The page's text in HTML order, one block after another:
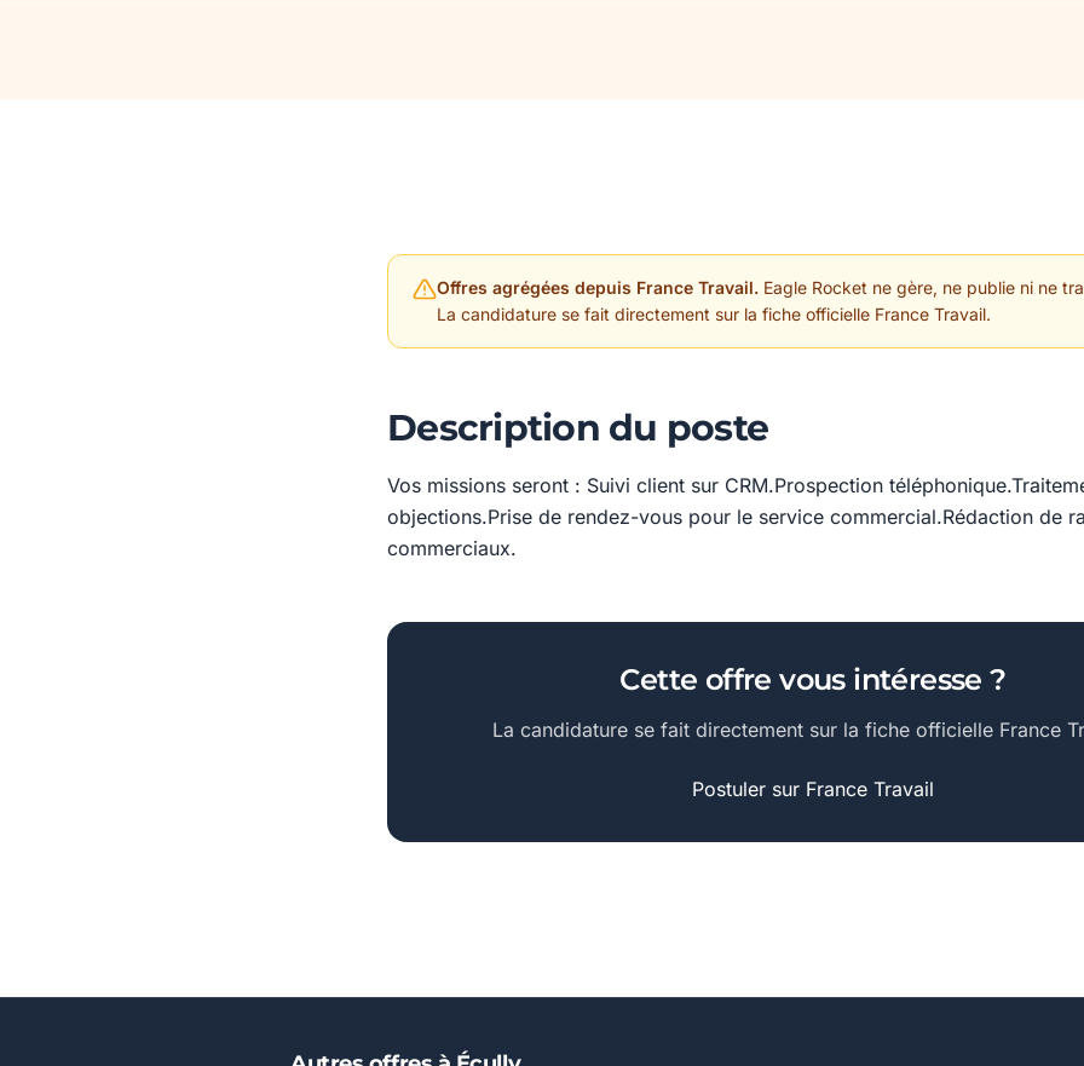
Offres agrégées depuis France Travail. Eagle Rocket ne gère, ne publie ni ne
La candidature se fait directement sur la fiche officielle France Travail.
Description du poste
Vos missions seront : Suivi client sur CRM.Prospection
objections.Prise de rendez-vous pour le service commercial.Rédaction de
commerciaux.
Cette offre vous intéresse ?
La candidature se fait directement sur la fiche officielle France
Postuler sur France Travail